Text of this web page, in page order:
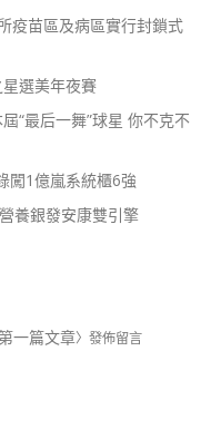
疫苗區及病區實行封鎖式
選美年夜賽
“最后一舞”球星 你不克不
闖1億嵐系統櫃6強
養銀發安康雙引擎
一篇文章〉發佈留言